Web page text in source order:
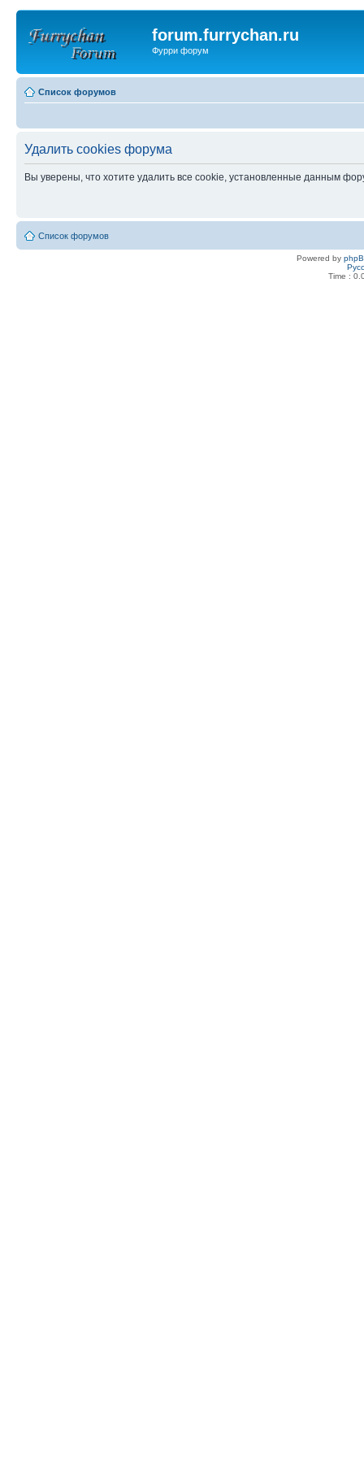
forum.furrychan.ru
Фурри форум
Список форумов
Удалить cookies форума
Вы уверены, что хотите удалить все cookie, установленные данным
Список форумов
Powered by
Time :